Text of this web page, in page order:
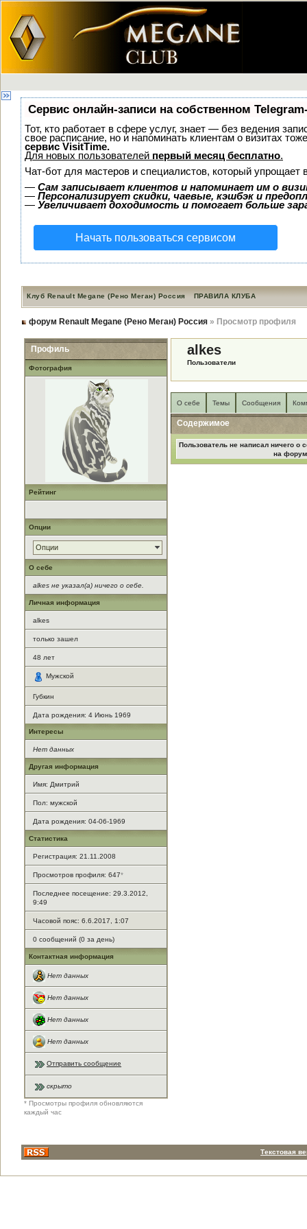
Сервис онлайн-записи на собственном
Тот, кто работает в сфере услуг, знает — без ведения
свое расписание, но и напоминать клиентам о визитах
сервис VisitTime.
Для новых пользователей первый месяц бесплатно.
Чат-бот для мастеров и специалистов, который упрощает
— Сам записывает клиентов и напоминает им о
— Персонализирует скидки, чаевые, кэшбэк и
— Увеличивает доходимость и помогает больше
Начать пользоваться сервисом
Клуб Renault Megane (Рено Меган) Россия ПРАВИЛА КЛУБА
форум Renault Megane (Рено Меган) Россия » Просмотр профиля
Профиль
Фотография
Рейтинг
Опции
Опции
О себе
alkes не указал(а) ничего о себе.
Личная информация
alkes
только зашел
48 лет
Мужской
Губкин
Дата рождения: 4 Июнь 1969
Интересы
Нет данных
Другая информация
Имя: Дмитрий
Пол: мужской
Дата рождения: 04-06-1969
Статистика
Регистрация: 21.11.2008
Просмотров профиля: 647*
Последнее посещение: 29.3.2012,
9:49
Часовой пояс: 6.6.2017, 1:07
0 сообщений (0 за день)
Контактная информация
Нет данных
Нет данных
Нет данных
Нет данных
Отправить сообщение
скрыто
* Просмотры профиля обновляются
каждый час
alkes
Пользователи
О себе Темы Сообщения
Содержимое
Пользователь не написал ничего о
на
Текстовая